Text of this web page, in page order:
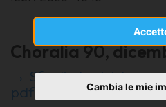
Cambia le mie
Choralia 90,
→ Sfoglia la rivista
pdf